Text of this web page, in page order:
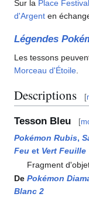
Sur la Place Festival
d'Argent en
Légendes
Les tessons
Morceau d'Étoile
Descriptions [
Tesson Bleu [
Pokémon Rubis,
Feu et Vert Feuille
Fragment
De Pokémon
Blanc 2